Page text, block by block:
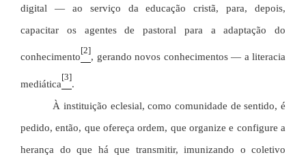
digital — ao serviço da educação cristã, para, depois,
capacitar os agentes de pastoral para a adaptação do
conhecimento
[2]
, gerando novos conhecimentos — a literacia
mediática
[3]
.
À instituição eclesial, como comunidade de sentido, é
pedido, então, que ofereça ordem, que organize e configure a
herança do que há que transmitir, imunizando o coletivo